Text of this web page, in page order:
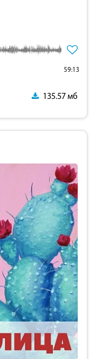
59:13
135.57 мб